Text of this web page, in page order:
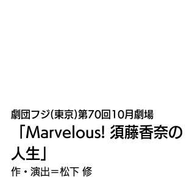
劇団フジ(東京)第70回10月劇場
「Marvelous! 須藤香奈の
人生」
作・演出＝松下 修